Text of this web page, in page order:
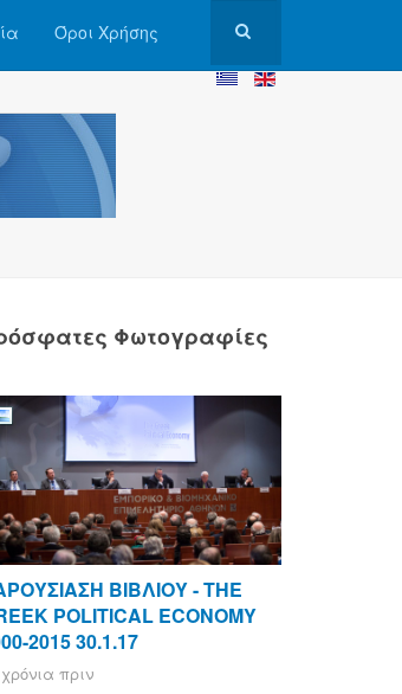
Όροι Χρήσης
Φωτογραφίες
ΒΙΒΛΙΟΥ - ΤΗΕ
POLITICAL ECONOMY
2015 30.1.17
πριν